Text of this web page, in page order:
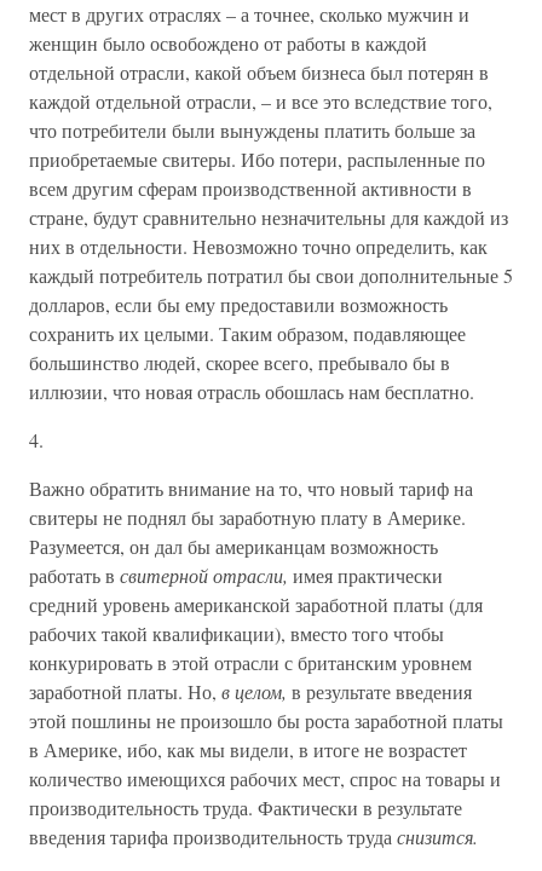
мест в других отраслях – а точнее, сколько мужчин и
женщин было освобождено от работы в каждой
отдельной отрасли, какой объем бизнеса был потерян в
каждой отдельной отрасли, – и все это вследствие того,
что потребители были вынуждены платить больше за
приобретаемые свитеры. Ибо потери, распыленные по
всем другим сферам производственной активности в
стране, будут сравнительно незначительны для каждой из
них в отдельности. Невозможно точно определить, как
каждый потребитель потратил бы свои дополнительные 5
долларов, если бы ему предоставили возможность
сохранить их целыми. Таким образом, подавляющее
большинство людей, скорее всего, пребывало бы в
иллюзии, что новая отрасль обошлась нам бесплатно.
4.
Важно обратить внимание на то, что новый тариф на
свитеры не поднял бы заработную плату в Америке.
Разумеется, он дал бы американцам возможность
работать в свитерной отрасли, имея практически
средний уровень американской заработной платы (для
рабочих такой квалификации), вместо того чтобы
конкурировать в этой отрасли с британским уровнем
заработной платы. Но, в целом, в результате введения
этой пошлины не произошло бы роста заработной платы
в Америке, ибо, как мы видели, в итоге не возрастет
количество имеющихся рабочих мест, спрос на товары и
производительность труда. Фактически в результате
введения тарифа производительность труда снизится.